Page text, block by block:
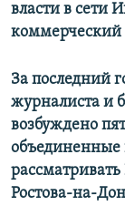
власти в сети
коммерческий
За последний
журналиста и
возбуждено
объединенные
Ростова-на-